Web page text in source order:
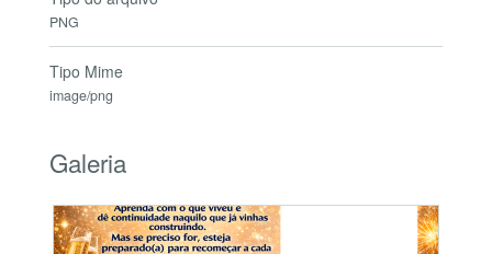
PNG
Tipo Mime
image/png
Galeria